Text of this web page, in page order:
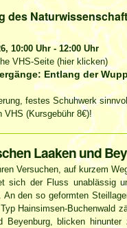
des
10:00 Uhr-12:00 Uhr
VHS-Seite (hier klicken)
Entlang der
festes Schuhwerk
VHS (Kursgebühr 8€)!
Laaken und
Versuchen, auf kurzem
sich der Fluss unablässig
An den so geformten
Hainsimsen-Buchenwald
Beyenburg, blicken